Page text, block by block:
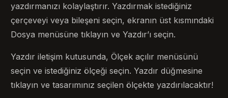
yazdırmanızı kolaylaştırır. Yazdırmak istediğiniz
çerçeveyi veya bileşeni seçin, ekranın üst kısmındaki
Dosya menüsüne tıklayın ve Yazdır’ı seçin.
Yazdır iletişim kutusunda, Ölçek açılır menüsünü
seçin ve istediğiniz ölçeği seçin. Yazdır düğmesine
tıklayın ve tasarımınız seçilen ölçekte yazdırılacaktır!